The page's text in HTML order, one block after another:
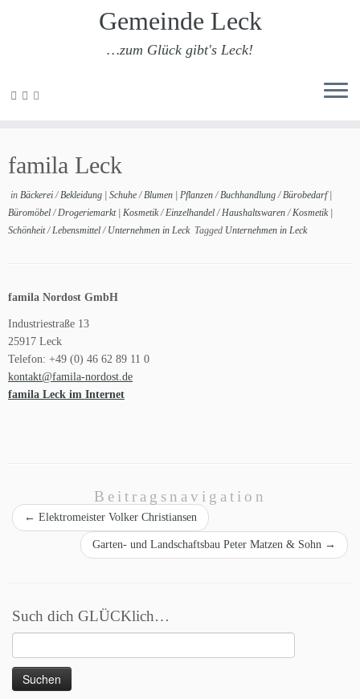
Inhalt
springen
Gemeinde Leck
…zum Glück gibt's Leck!
famila Leck
in Bäckerei/Bekleidung | Schuhe/Blumen | Pflanzen/Buchhandlung/Bürobedarf |
Büromöbel/Drogeriemarkt | Kosmetik/Einzelhandel/Haushaltswaren/Kosmetik |
Schönheit/Lebensmittel/ Unternehmen in Leck Tagged Unternehmen in Leck
famila Nordost GmbH
Industriestraße 13
25917 Leck
Telefon: +49 (0) 46 62 89 11 0
kontakt@famila-nordost.de
famila Leck im Internet
Beitragsnavigation
← Elektromeister Volker Christiansen
Garten- und Landschaftsbau Peter Matzen & Sohn →
Such dich GLÜCKlich…
nach: